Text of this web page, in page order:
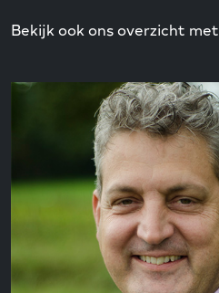
Bekijk ook ons overzicht met